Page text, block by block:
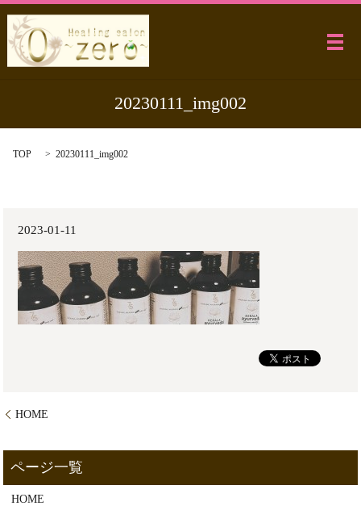
メ
20230111_img002
TOP 20230111_img002
2023-01-11
HOME
HOME